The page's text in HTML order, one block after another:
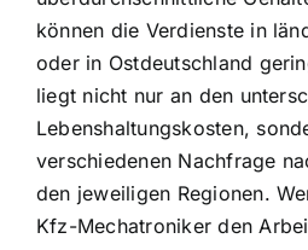
können die Verdienste in
oder in Ostdeutschland
liegt nicht nur an den
Lebenshaltungskosten,
verschiedenen Nachfrage
den jeweiligen Regionen.
Kfz-Mechatroniker den